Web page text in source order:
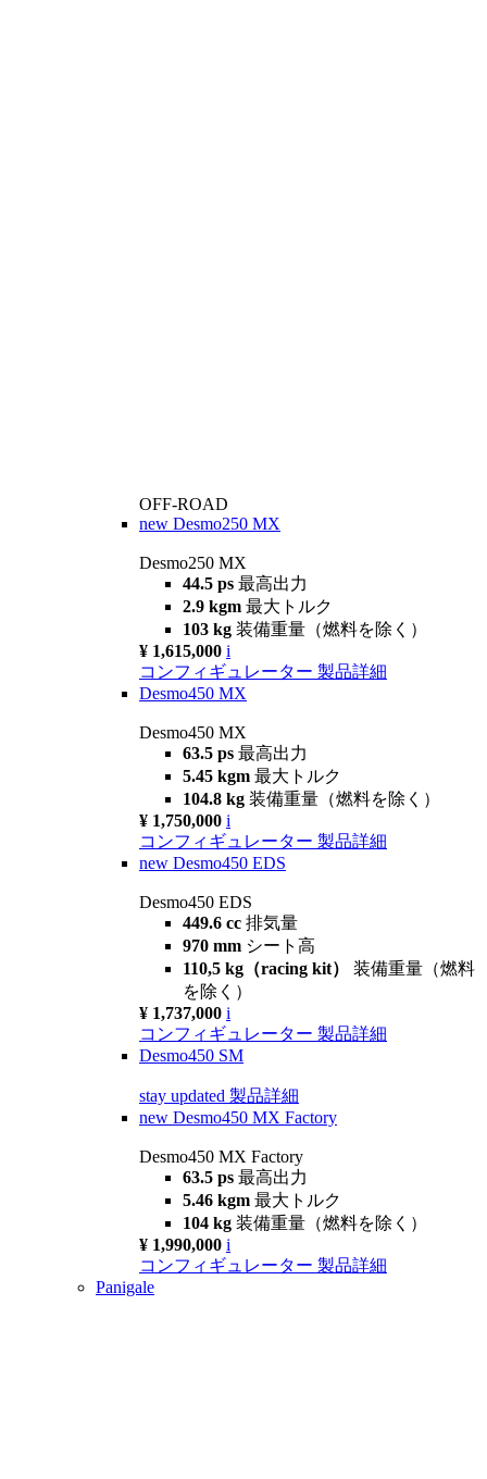
OFF-ROAD
new Desmo250 MX
Desmo250 MX
44.5 ps 最高出力
2.9 kgm 最大トルク
103 kg 装備重量（燃料を除く）
¥ 1,615,000 i
コンフィギュレーター 製品詳細
Desmo450 MX
Desmo450 MX
63.5 ps 最高出力
5.45 kgm 最大トルク
104.8 kg 装備重量（燃料を除く）
¥ 1,750,000 i
コンフィギュレーター 製品詳細
new Desmo450 EDS
Desmo450 EDS
449.6 cc 排気量
970 mm シート高
110,5 kg（racing kit） 装備重量（燃料
を除く）
¥ 1,737,000 i
コンフィギュレーター 製品詳細
Desmo450 SM
stay updated 製品詳細
new Desmo450 MX Factory
Desmo450 MX Factory
63.5 ps 最高出力
5.46 kgm 最大トルク
104 kg 装備重量（燃料を除く）
¥ 1,990,000 i
コンフィギュレーター 製品詳細
Panigale